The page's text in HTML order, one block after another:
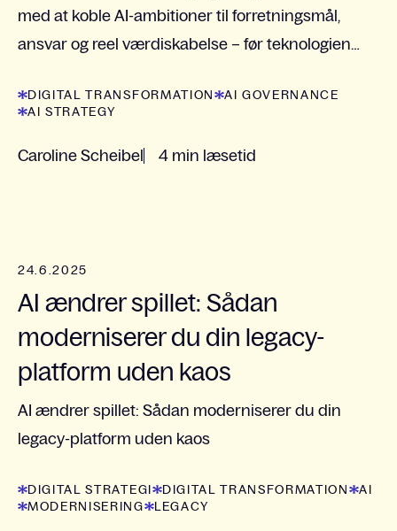
med at koble AI-ambitioner til forretningsmål,
ansvar og reel værdiskabelse – før teknologien
DIGITAL TRANSFORMATION
AI GOVERNANCE
AI STRATEGY
Caroline Scheibel 4 min læsetid
24.6.2025
AI ændrer spillet: Sådan
moderniserer du din legacy-
platform uden kaos
AI ændrer spillet: Sådan moderniserer du din
legacy-platform uden kaos
DIGITAL STRATEGI DIGITAL TRANSFORMATION
AI
MODERNISERING
LEGACY